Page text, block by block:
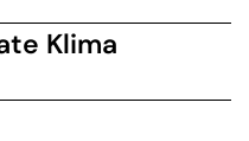
Klima